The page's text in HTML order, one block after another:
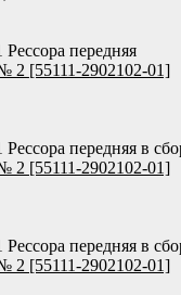
Рессора передняя
2 [55111-2902102-01]
Рессора передняя в
2 [55111-2902102-01]
Рессора передняя в
2 [55111-2902102-01]